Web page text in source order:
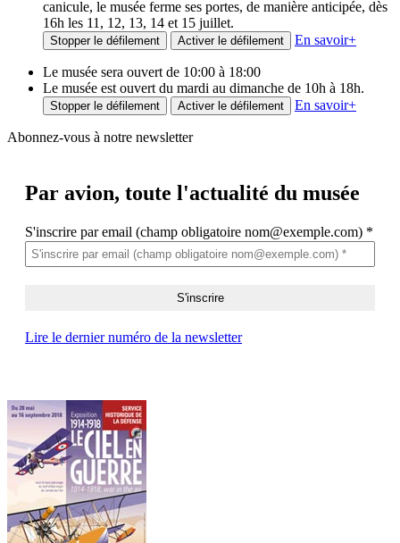
canicule, le musée ferme ses portes, de manière anticipée, dès
16h les 11, 12, 13, 14 et 15 juillet.
Stopper le défilement Activer le défilement En savoir+
Le musée sera ouvert de 10:00 à 18:00
Le musée est ouvert du mardi au dimanche de 10h à 18h.
Stopper le défilement Activer le défilement En savoir+
Abonnez-vous à notre newsletter
Par avion, toute l'actualité du musée
S'inscrire par email (champ obligatoire nom@exemple.com) *
Lire le dernier numéro de la newsletter